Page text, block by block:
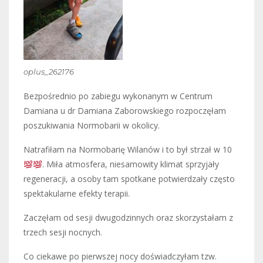
oplus_262176
Bezpośrednio po zabiegu wykonanym w Centrum
Damiana u dr Damiana Zaborowskiego rozpoczęłam
poszukiwania Normobarii w okolicy.
Natrafiłam na Normobarię Wilanów i to był strzał w 10
. Miła atmosfera, niesamowity klimat sprzyjały
regeneracji, a osoby tam spotkane potwierdzały często
spektakularne efekty terapii.
Zaczęłam od sesji dwugodzinnych oraz skorzystałam z
trzech sesji nocnych.
Co ciekawe po pierwszej nocy doświadczyłam tzw.